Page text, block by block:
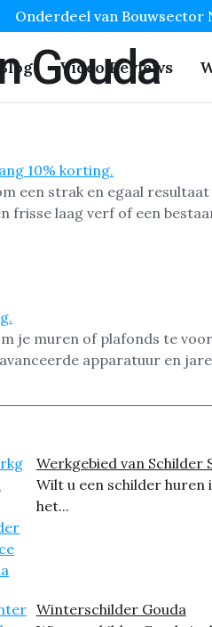
Onderdeel van Bouwsector
Video Reviews
Gouda
een strak en egaal
frisse laag verf of een
je muren of plafonds te
apparatuur en
Werkgebied van Schilder
Wilt u een schilder huren
het...
Winterschilder Gouda